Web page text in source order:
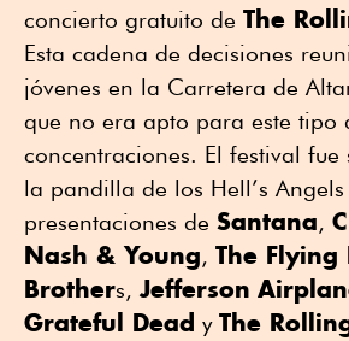
concierto gratuito de The
Esta cadena de decisiones
jóvenes en la Carretera de
que no era apto para este tipo
concentraciones. El festival fue
la pandilla de los Hell’s Angels
presentaciones de Santana,
Nash & Young, The
Brothers, Jefferson
Grateful Dead y The